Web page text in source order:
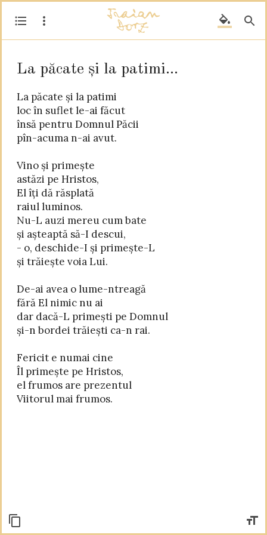
La păcate și la patimi...
La păcate și la patimi
loc în suflet le-ai făcut
însă pentru Domnul Păcii
pîn-acuma n-ai avut.
Vino și primește
astăzi pe Hristos,
El îți dă răsplată
raiul luminos.
Nu-L auzi mereu cum bate
și așteaptă să-I descui,
- o, deschide-I și primește-L
și trăiește voia Lui.
De-ai avea o lume-ntreagă
fără El nimic nu ai
dar dacă-L primești pe Domnul
și-n bordei trăiești ca-n rai.
Fericit e numai cine
Îl primește pe Hristos,
el frumos are prezentul